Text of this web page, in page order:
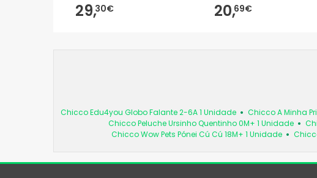
29,30€ 20,69€
Chicco Edu4you Globo Falante 2-6A 1 Unidade Chicco A Minha
Chicco Peluche Ursinho Quentinho 0M+ 1 Unidade
Chicco Wow Pets Pónei Cú Cú 18M+ 1 Unidade